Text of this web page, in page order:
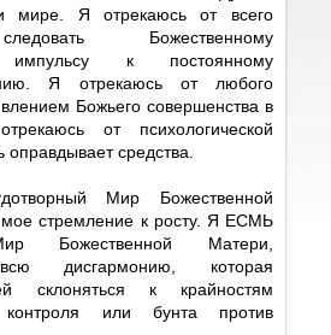
мире. Я отрекаюсь от всего
Божественному
импульсу к постоянному
Я отрекаюсь от любого
Божьего совершенства в
от психологической
оправдывает средства.
Мир Божественной
мое стремление к росту. Я ЕСМЬ
Божественной Матери,
дисгармонию, которая
склоняться к крайностям
контроля или бунта против